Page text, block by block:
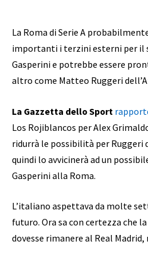
La Roma di Serie A
importanti i terzini esterni per il
Gasperini e potrebbe essere
altro come Matteo Ruggeri
La Gazzetta dello Sport
Los Rojiblancos per Alex
ridurrà le possibilità per Ruggeri
quindi lo avvicinerà ad un
Gasperini alla Roma.
L’italiano aspettava da molte
futuro. Ora sa con certezza che
dovesse rimanere al Real